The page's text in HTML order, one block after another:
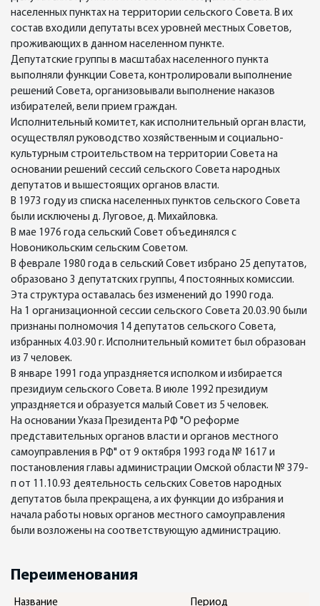
населенных пунктах на территории сельского Совета. В их
состав входили депутаты всех уровней местных Советов,
проживающих в данном населенном пункте.
Депутатские группы в масштабах населенного пункта
выполняли функции Совета, контролировали выполнение
решений Совета, организовывали выполнение наказов
избирателей, вели прием граждан.
Исполнительный комитет, как исполнительный орган власти,
осуществлял руководство хозяйственным и социально-
культурным строительством на территории Совета на
основании решений сессий сельского Совета народных
депутатов и вышестоящих органов власти.
В 1973 году из списка населенных пунктов сельского Совета
были исключены д. Луговое, д. Михайловка.
В мае 1976 года сельский Совет объединялся с
Новоникольским сельским Советом.
В феврале 1980 года в сельский Совет избрано 25 депутатов,
образовано 3 депутатских группы, 4 постоянных комиссии.
Эта структура оставалась без изменений до 1990 года.
На 1 организационной сессии сельского Совета 20.03.90 были
признаны полномочия 14 депутатов сельского Совета,
избранных 4.03.90 г. Исполнительный комитет был образован
из 7 человек.
В январе 1991 года упраздняется исполком и избирается
президиум сельского Совета. В июле 1992 президиум
упраздняется и образуется малый Совет из 5 человек.
На основании Указа Президента РФ "О реформе
представительных органов власти и органов местного
самоуправления в РФ" от 9 октября 1993 года № 1617 и
постановления главы администрации Омской области № 379-
п от 11.10.93 деятельность сельских Советов народных
депутатов была прекращена, а их функции до избрания и
начала работы новых органов местного самоуправления
были возложены на соответствующую администрацию.
Переименования
Название Период